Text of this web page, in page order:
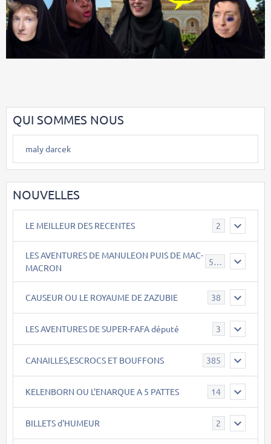
QUI SOMMES NOUS
maly darcek
NOUVELLES
LE MEILLEUR DES RECENTES 2
LES AVENTURES DE MANULEON PUIS DE MAC-
MACRON
543
CAUSEUR OU LE ROYAUME DE ZAZUBIE 38
LES AVENTURES DE SUPER-FAFA député 3
CANAILLES,ESCROCS ET BOUFFONS 385
KELENBORN OU L'ENARQUE A 5 PATTES 14
BILLETS d'HUMEUR 2